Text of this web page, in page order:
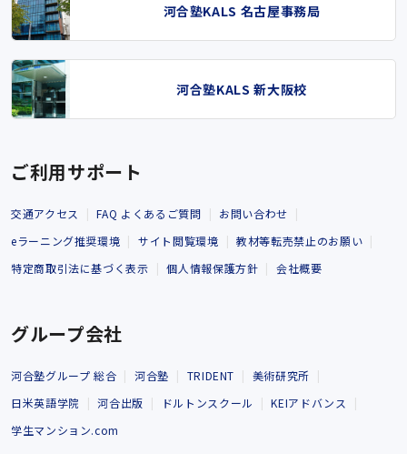
河合塾KALS 名古屋事務局
河合塾KALS 新大阪校
ご利用サポート
交通アクセス FAQ よくあるご質問
お問い合わせ
eラーニング推奨環境
サイト閲覧環境
教材等転売禁止のお願い
特定商取引法に基づく表示
個人情報保護方針 会社概要
グループ会社
河合塾グループ 総合 河合塾 TRIDENT
美術研究所
日米英語学院
河合出版 ドルトンスクール
KEIアドバンス
学生マンション.com